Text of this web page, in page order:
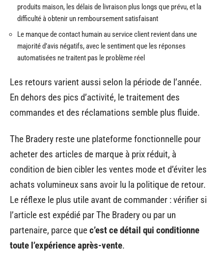
produits maison, les délais de livraison plus longs que prévu, et la
difficulté à obtenir un remboursement satisfaisant
Le manque de contact humain au service client revient dans une
majorité d’avis négatifs, avec le sentiment que les réponses
automatisées ne traitent pas le problème réel
Les retours varient aussi selon la période de l’année.
En dehors des pics d’activité, le traitement des
commandes et des réclamations semble plus fluide.
The Bradery reste une plateforme fonctionnelle pour
acheter des articles de marque à prix réduit, à
condition de bien cibler les ventes mode et d’éviter les
achats volumineux sans avoir lu la politique de retour.
Le réflexe le plus utile avant de commander : vérifier si
l’article est expédié par The Bradery ou par un
partenaire, parce quec’est ce détail qui conditionne
toute l’expérience après-vente.